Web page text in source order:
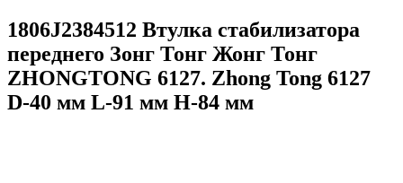
1806J2384512 Втулка стабилизатора
переднего Зонг Тонг Жонг Тонг
ZHONGTONG 6127. Zhong Tong 6127
D-40 мм L-91 мм H-84 мм